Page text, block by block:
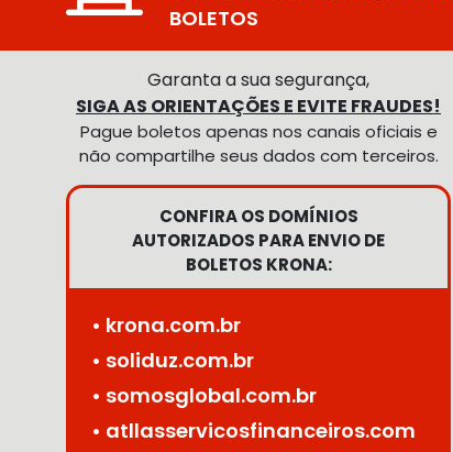
BOLETOS
Garanta a sua segurança,
SIGA AS ORIENTAÇÕES E EVITE FRAUDES!
Pague boletos apenas nos canais oficiais e
não compartilhe seus dados com terceiros.
CONFIRA OS DOMÍNIOS
AUTORIZADOS PARA ENVIO DE
BOLETOS KRONA:
• krona.com.br
• soliduz.com.br
• somosglobal.com.br
• atllasservicosfinanceiros.com